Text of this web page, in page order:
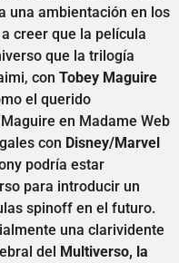
una ambientación en los
creer que la película
que la trilogía
con Tobey Maguire
el querido
en Madame Web
con Disney/Marvel
podría estar
para introducir un
spinoff en el futuro.
una clarividente
del Multiverso, la